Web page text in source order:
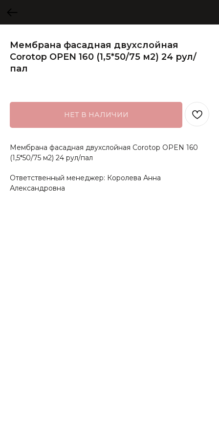
Мембрана фасадная двухслойная
Corotop OPEN 160 (1,5*50/75 м2) 24 рул/
пал
НЕТ В НАЛИЧИИ
Мембрана фасадная двухслойная Corotop OPEN 160
(1,5*50/75 м2) 24 рул/пал
Ответственный менеджер: Королева Анна
Александровна